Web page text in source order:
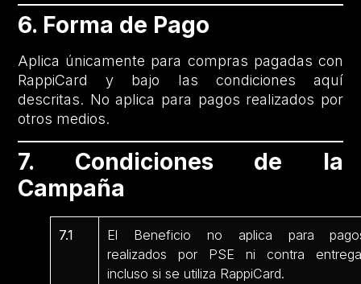
6. Forma de Pago
Aplica únicamente para compras pagadas con
RappiCard y bajo las condiciones aquí
descritas. No aplica para pagos realizados por
otros medios.
7. Condiciones de la
Campaña
7.1
El Beneficio no aplica para
realizados por PSE ni contra
incluso si se utiliza RappiCard.